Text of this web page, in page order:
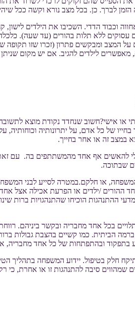
לברך. כן. בכל מצב נורא וקשה ככל
וכבוד הדדי. השכיבו את הילדים לישון,
עסוקים ללא תלות בהורים (עד שעה).
על המצב ומבקשים פתרון (זכרו שזו
לילדים להגיב. אם יש מקום
או אישי?חשוב שנחדד נקודת מוצא
של כל אדם, על יתרונותיה וכוחותיה,
במצב זה או אחר בחייך.
להאשים אף אחד מהמשתתפים בה. עם זאת
שבתוכה.
או חלקם.במטרה לסייע לבני
ההורים /ילדים או הפרעת אכילה אצל
ההתנהגות הוכיחו שהתנהגויות ברות
בכל אחד מחבריה ובקשר ביניהם.
כמו קשיים בהצבת גבולות
בתפקוד ובהתפתחות של כל אחד מחבריה,
חלק בטיפול. יידוע המשפחה בתהליך
סיבה להתנהגות זו או אחרת, כי